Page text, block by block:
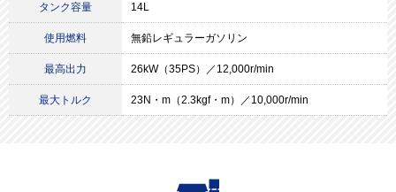
タンク容量 14L
使用燃料 無鉛レギュラーガソリン
最高出力 26kW（35PS）／12,000r/min
最大トルク 23N・m（2.3kgf・m）／10,000r/min